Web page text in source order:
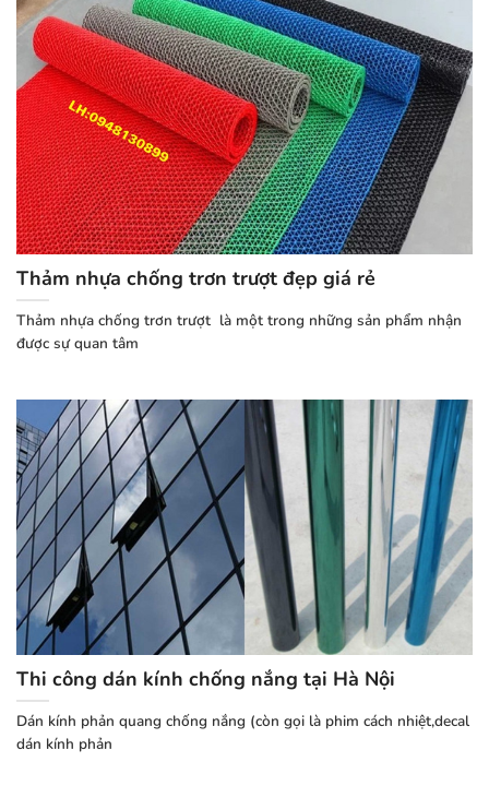
Thảm nhựa chống trơn trượt đẹp giá rẻ
Thảm nhựa chống trơn trượt là một trong những sản phẩm nhận
được sự quan tâm
Thi công dán kính chống nắng tại Hà Nội
Dán kính phản quang chống nắng (còn gọi là phim cách nhiệt,decal
dán kính phản